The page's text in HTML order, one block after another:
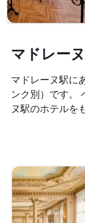
マドレー
マドレーヌ駅​に
ンク別）です。
ヌ駅​のホテルを